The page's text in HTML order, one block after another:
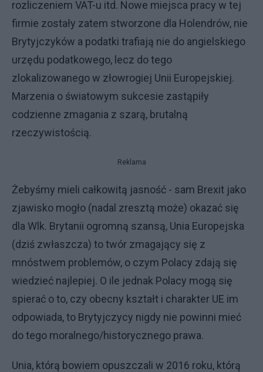
rozliczeniem VAT-u itd. Nowe miejsca pracy w tej
firmie zostały zatem stworzone dla Holendrów, nie
Brytyjczyków a podatki trafiają nie do angielskiego
urzędu podatkowego, lecz do tego
zlokalizowanego w złowrogiej Unii Europejskiej.
Marzenia o światowym sukcesie zastąpiły
codzienne zmagania z szarą, brutalną
rzeczywistością.
Reklama
Żebyśmy mieli całkowitą jasność - sam Brexit jako
zjawisko mogło (nadal zresztą może) okazać się
dla Wlk. Brytanii ogromną szansą, Unia Europejska
(dziś zwłaszcza) to twór zmagający się z
mnóstwem problemów, o czym Polacy zdają się
wiedzieć najlepiej. O ile jednak Polacy mogą się
spierać o to, czy obecny kształt i charakter UE im
odpowiada, to Brytyjczycy nigdy nie powinni mieć
do tego moralnego/historycznego prawa.
Unia, którą bowiem opuszczali w 2016 roku, którą